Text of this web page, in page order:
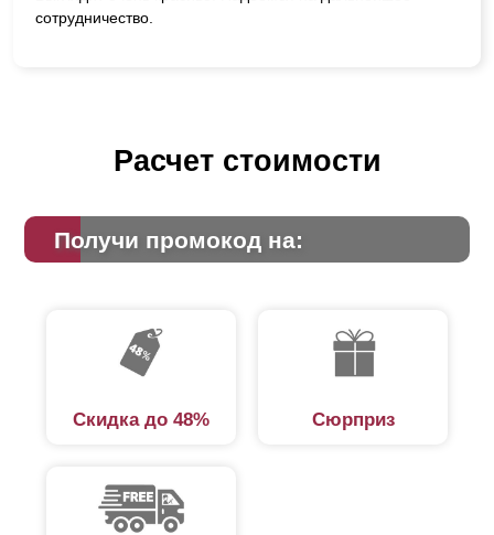
сотрудничество.
Расчет стоимости
Получи промокод на:
Скидка до 48% Сюрприз